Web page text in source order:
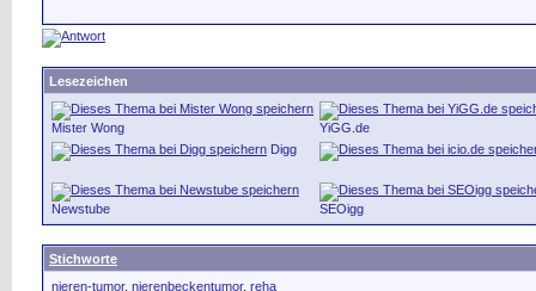
Lesezeichen
Mister Wong
YiGG.de
Digg
Newstube SEOigg
Stichworte
nieren-tumor, nierenbeckentumor, reha